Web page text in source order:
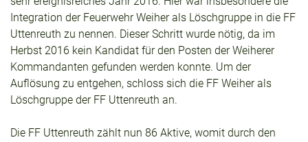
Integration der Feuerwehr Weiher als Löschgruppe in die FF
Uttenreuth zu nennen. Dieser Schritt wurde nötig, da im
Herbst 2016 kein Kandidat für den Posten der Weiherer
Kommandanten gefunden werden konnte. Um der
Auflösung zu entgehen, schloss sich die FF Weiher als
Löschgruppe der FF Uttenreuth an.
Die FF Uttenreuth zählt nun 86 Aktive, womit durch den